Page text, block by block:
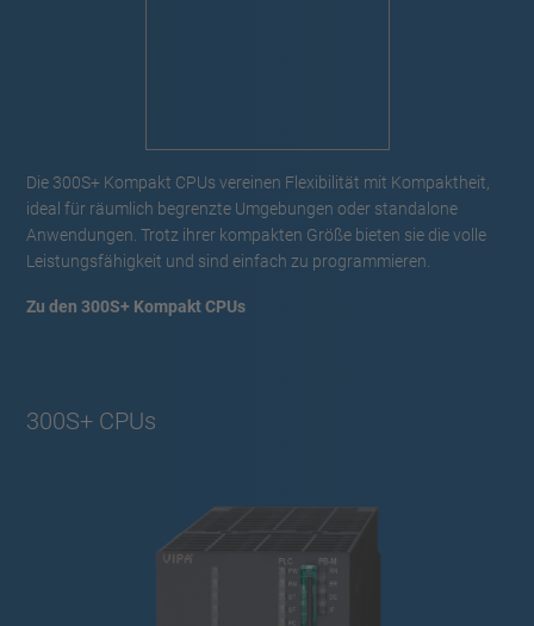
Die 300S+ Kompakt CPUs vereinen Flexibilität mit Kompaktheit,
ideal für räumlich begrenzte Umgebungen oder standalone
Anwendungen. Trotz ihrer kompakten Größe bieten sie die volle
Leistungsfähigkeit und sind einfach zu programmieren.
Zu den 300S+ Kompakt CPUs
300S+ CPUs